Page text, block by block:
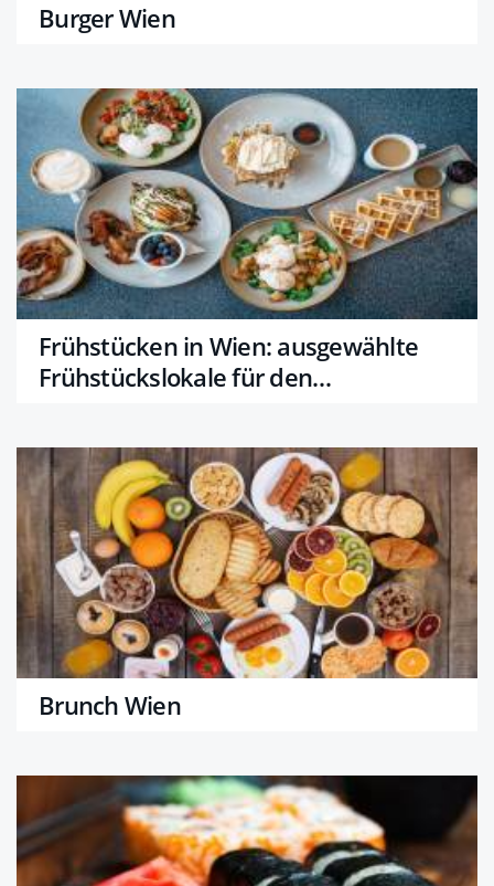
Burger Wien
Frühstücken in Wien: ausgewählte
Frühstückslokale für den
Brunch Wien